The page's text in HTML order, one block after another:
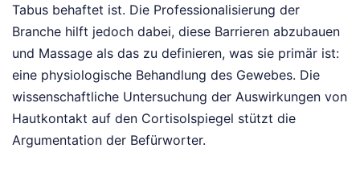
Tabus behaftet ist. Die Professionalisierung der
Branche hilft jedoch dabei, diese Barrieren abzubauen
und Massage als das zu definieren, was sie primär ist:
eine physiologische Behandlung des Gewebes. Die
wissenschaftliche Untersuchung der Auswirkungen von
Hautkontakt auf den Cortisolspiegel stützt die
Argumentation der Befürworter.